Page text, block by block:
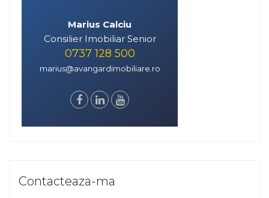
Marius Calciu
Consilier Imobiliar Senior
0737 128 500
marius@avangardimobiliare.ro
Contacteaza-ma